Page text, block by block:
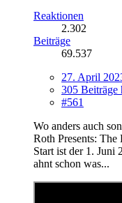
Reaktionen
2.302
Beiträge
69.537
27. April
305 Beiträge
#561
Wo anders auch
Roth Presents:
Start ist der 1. Juni
ahnt schon was...